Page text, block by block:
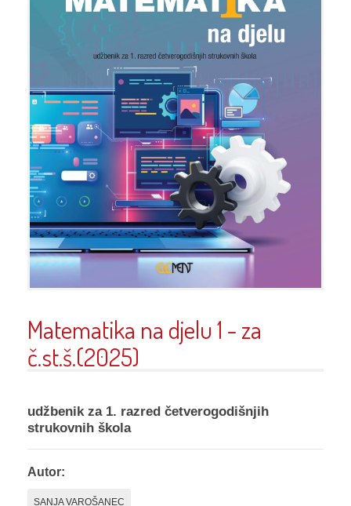
Matematika na djelu 1 - za
č.st.š.(2025)
udžbenik za 1. razred četverogodišnjih
strukovnih škola
Autor:
SANJA VAROŠANEC